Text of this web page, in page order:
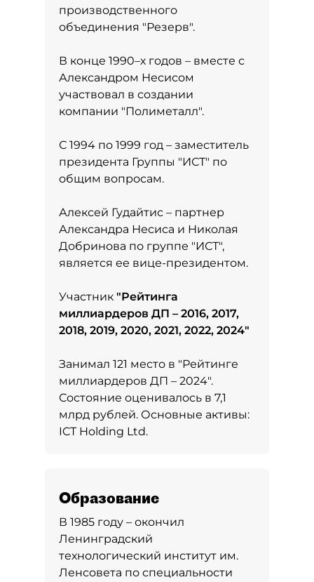
производственного
объединения "Резерв".
В конце 1990–х годов – вместе с
Александром Несисом
участвовал в создании
компании "Полиметалл".
С 1994 по 1999 год – заместитель
президента Группы "ИСТ" по
общим вопросам.
Алексей Гудайтис – партнер
Александра Несиса и Николая
Добринова по группе "ИСТ",
является ее вице-президентом.
Участник "Рейтинга
миллиардеров ДП – 2016, 2017,
2018, 2019, 2020, 2021, 2022, 2024"
Занимал 121 место в "Рейтинге
миллиардеров ДП – 2024".
Состояние оценивалось в 7,1
млрд рублей. Основные активы:
ICT Holding Ltd.
Образование
В 1985 году – окончил
Ленинградский
технологический институт им.
Ленсовета по специальности